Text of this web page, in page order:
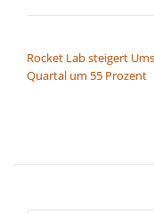
Rocket Lab steigert
Quartal um 55 Prozent